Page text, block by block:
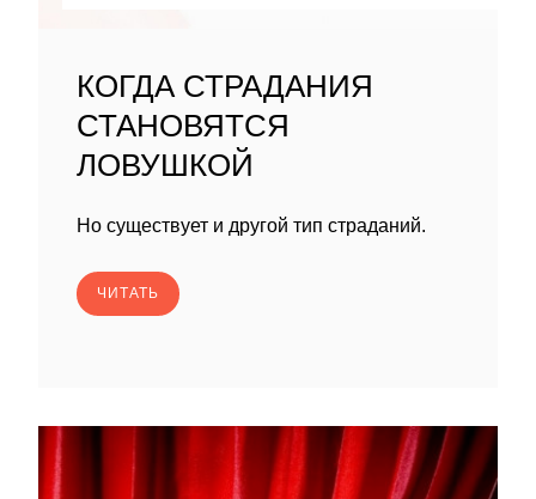
КОГДА СТРАДАНИЯ
СТАНОВЯТСЯ
ЛОВУШКОЙ
Но существует и другой тип страданий.
ЧИТАТЬ